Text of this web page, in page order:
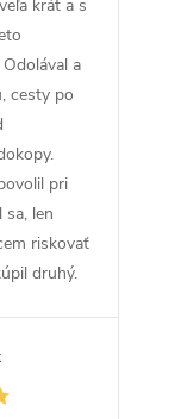
krát a s
a
cesty po
pri
len
riskovať
druhý.